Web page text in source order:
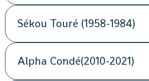
Sékou Touré (1958-1984)
Alpha Condé(2010-2021)